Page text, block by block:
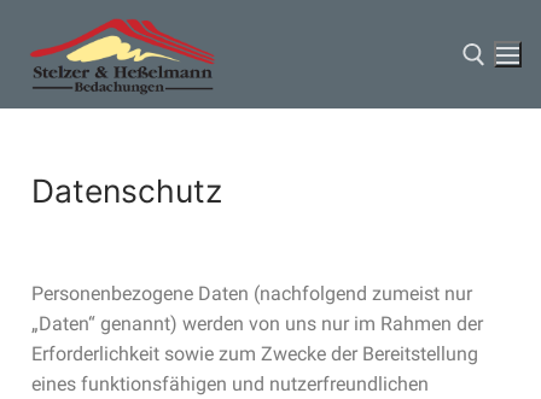
Start
Über Uns
Datenschutz
Personenbezogene Daten (nachfolgend zumeist nur
„Daten“ genannt) werden von uns nur im Rahmen der
Erforderlichkeit sowie zum Zwecke der Bereitstellung
eines funktionsfähigen und nutzerfreundlichen